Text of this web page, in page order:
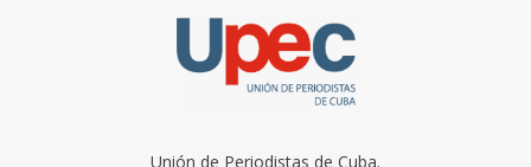
Unión de Periodistas de Cuba.